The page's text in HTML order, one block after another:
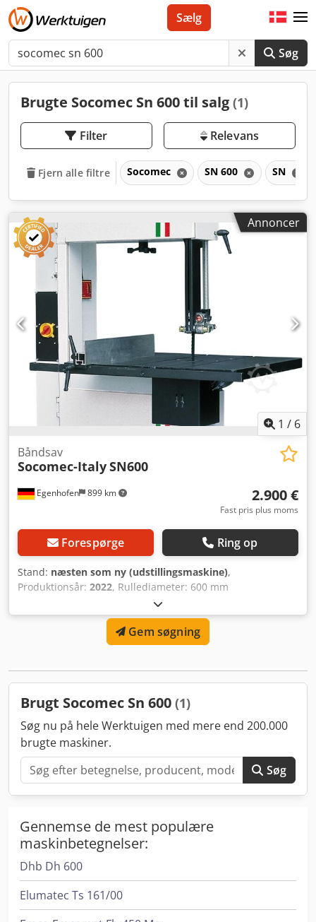
Søg
Sælg
Brugte Socomec Sn 600 til salg (1)
Filter Relevans
Fjern alle filtre Socomec SN 600 SN
Annoncer
1 / 6
Egenhofen 899 km
Båndsav
Socomec-ItalySN600
2.900 €
Fast pris plus moms
Forespørge Ring op
Stand: næsten som ny (udstillingsmaskine),
Produktionsår: 2022, Rullediameter: 600 mm
Standerfremspring: 585 mm Skæredybde: 370 mm Bord
kan vippes: ja, 0 til +20° Bordstørrelse: 890 x 620 mm
Båndhastighed: 18 m/min Motoreffekt: 2,2 kW / 400V
Motorbremse: ja / automatisk Udsugningstilslutning: 2 x
mm Chsdpfx Ashpl Tfohcja Maskinehøjde: 2050 mm Vægt:
Gem søgning
Brugt Socomec Sn 600 (1)
Søg nu på hele Werktuigen med mere end 200.000
brugte maskiner.
Søg
Gennemse de mest populære
maskinbetegnelser:
Dhb Dh 600
Elumatec Ts 161/00